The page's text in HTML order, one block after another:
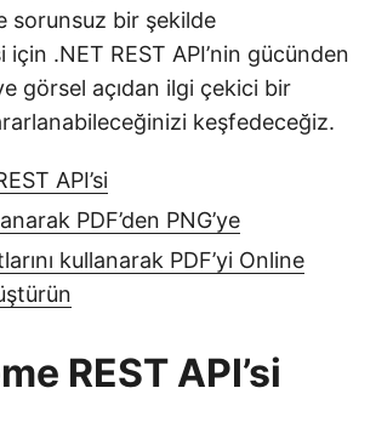
sorunsuz bir şekilde
.NET REST API’nin gücünden
görsel açıdan ilgi çekici bir
keşfedeceğiz.
API’si
PDF’den PNG’ye
kullanarak PDF’yi Online
REST API’si